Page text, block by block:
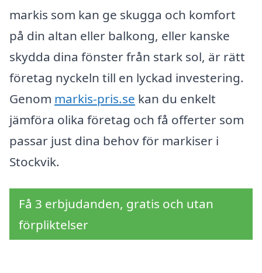
markis som kan ge skugga och komfort
på din altan eller balkong, eller kanske
skydda dina fönster från stark sol, är rätt
företag nyckeln till en lyckad investering.
Genom markis-pris.se kan du enkelt
jämföra olika företag och få offerter som
passar just dina behov för markiser i
Stockvik.
Få 3 erbjudanden, gratis och utan
förpliktelser